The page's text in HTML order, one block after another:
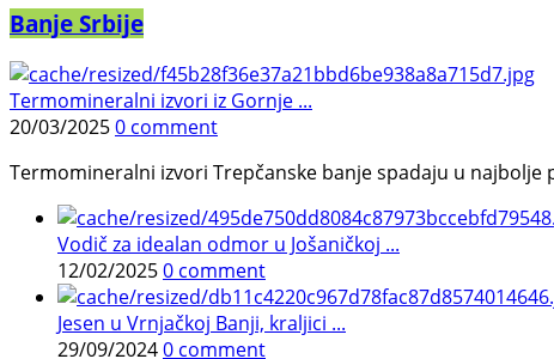
Banje Srbije
Termomineralni izvori iz Gornje ...
20/03/20250 comment
Termomineralni izvori Trepčanske banje spadaju u najbolje
Vodič za idealan odmor u Jošaničkoj ...
12/02/20250 comment
Jesen u Vrnjačkoj Banji, kraljici ...
29/09/20240 comment